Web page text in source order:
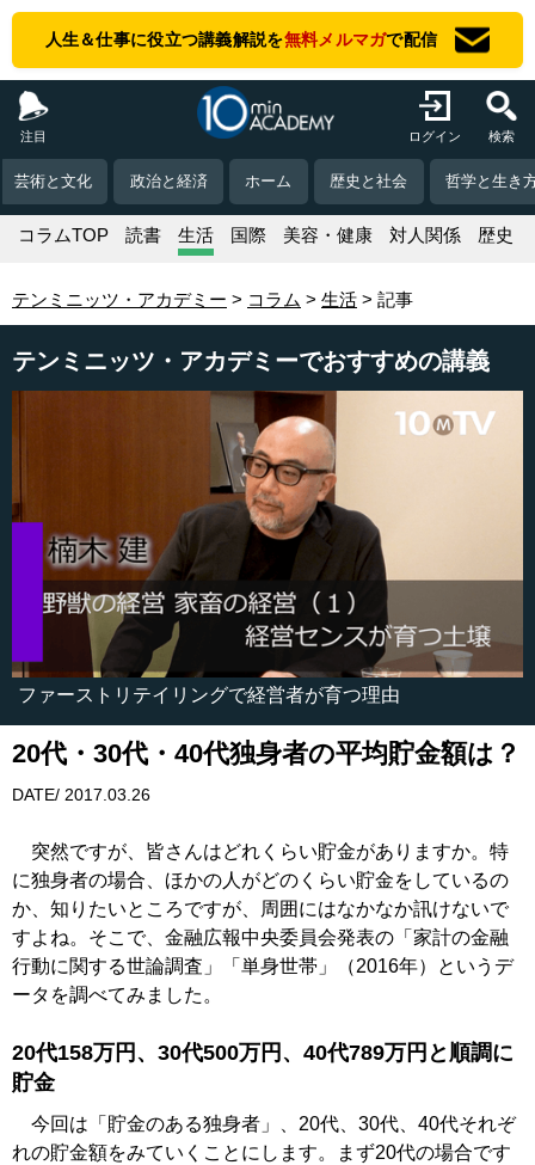
人生＆仕事に役立つ講義解説を無料メルマガで配信
注目 ログイン 検索
芸術と文化 政治と経済 ホーム 歴史と社会 哲学と生き
コラムTOP 読書 生活 国際 美容・健康 対人関係 歴史
テンミニッツ・アカデミー コラム 生活 記事
テンミニッツ・アカデミーでおすすめの講義
ファーストリテイリングで経営者が育つ理由
20代・30代・40代独身者の平均貯金額は？
DATE/ 2017.03.26
突然ですが、皆さんはどれくらい貯金がありますか。特
に独身者の場合、ほかの人がどのくらい貯金をしているの
か、知りたいところですが、周囲にはなかなか訊けないで
すよね。そこで、金融広報中央委員会発表の「家計の金融
行動に関する世論調査」「単身世帯」（2016年）というデ
ータを調べてみました。
20代158万円、30代500万円、40代789万円と順調に
貯金
今回は「貯金のある独身者」、20代、30代、40代それぞ
れの貯金額をみていくことにします。まず20代の場合です